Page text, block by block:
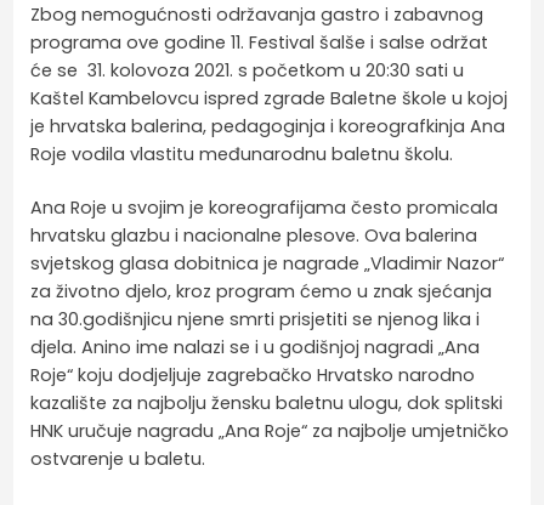
Zbog nemogućnosti održavanja gastro i zabavnog
programa ove godine 11. Festival šalše i salse održat
će se 31. kolovoza 2021. s početkom u 20:30 sati u
Kaštel Kambelovcu ispred zgrade Baletne škole u kojoj
je hrvatska balerina, pedagoginja i koreografkinja Ana
Roje vodila vlastitu međunarodnu baletnu školu.
Ana Roje u svojim je koreografijama često promicala
hrvatsku glazbu i nacionalne plesove. Ova balerina
svjetskog glasa dobitnica je nagrade „Vladimir Nazor“
za životno djelo, kroz program ćemo u znak sjećanja
na 30.godišnjicu njene smrti prisjetiti se njenog lika i
djela. Anino ime nalazi se i u godišnjoj nagradi „Ana
Roje“ koju dodjeljuje zagrebačko Hrvatsko narodno
kazalište za najbolju žensku baletnu ulogu, dok splitski
HNK uručuje nagradu „Ana Roje“ za najbolje umjetničko
ostvarenje u baletu.